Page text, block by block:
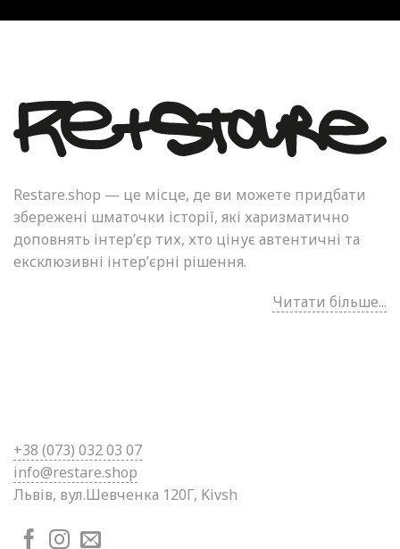
Restare.shop — це місце, де ви можете придбати
збережені шматочки історії, які харизматично
доповнять інтер’єр тих, хто цінує автентичні та
ексклюзивні інтер’єрні рішення.
Читати більше...
+38 (073) 032 03 07
info@restare.shop
Львів, вул.Шевченка 120Г, Kivsh